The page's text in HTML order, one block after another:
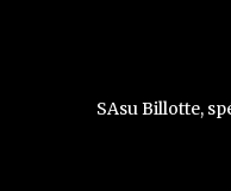
SAsu Billotte,